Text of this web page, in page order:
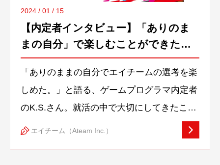
クリスマスにちなんだ装飾や企画を行ない、
社員・内定者のご家族総勢約130名が参加し
て盛り上がる機会となりました。 エイチー
しています。今回の「社員ご家族向け会社説
明会」は、福利厚生の一環となります。引越
2024 / 01 / 15
【内定者インタビュー】「ありのま
まの自分」で楽しむことができた、
エイチームの採用選考
「ありのままの自分でエイチームの選考を楽
しめた。」と語る、ゲームプログラマ内定者
のK.S.さん。就活の中で大切にしてきたこと
やエイチームの選考について、お話しいただ
エイチーム（Ateam Inc.）